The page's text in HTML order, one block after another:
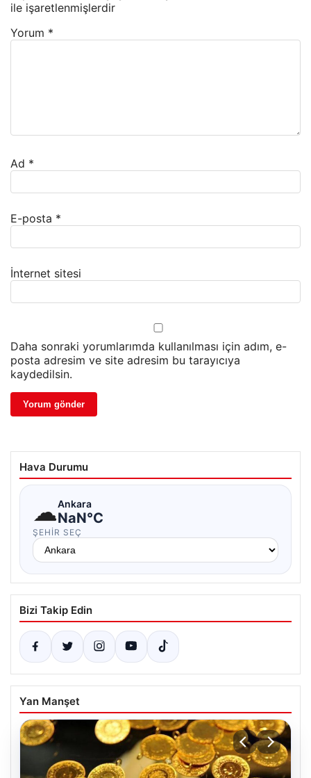
ile işaretlenmişlerdir
Yorum *
Ad *
E-posta *
İnternet sitesi
Daha sonraki yorumlarımda kullanılması için adım, e-
posta adresim ve site adresim bu tarayıcıya
kaydedilsin.
Hava Durumu
☁Ankara
NaN°C
ŞEHIR SEÇ
Bizi Takip Edin
Yan Manşet